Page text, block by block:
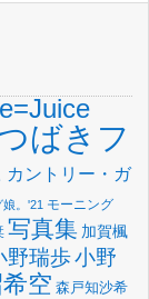
ばきフ
カントリー・ガ
。'21 モーニング
写真集 加賀楓
野瑞歩小野
空 森戸知沙希